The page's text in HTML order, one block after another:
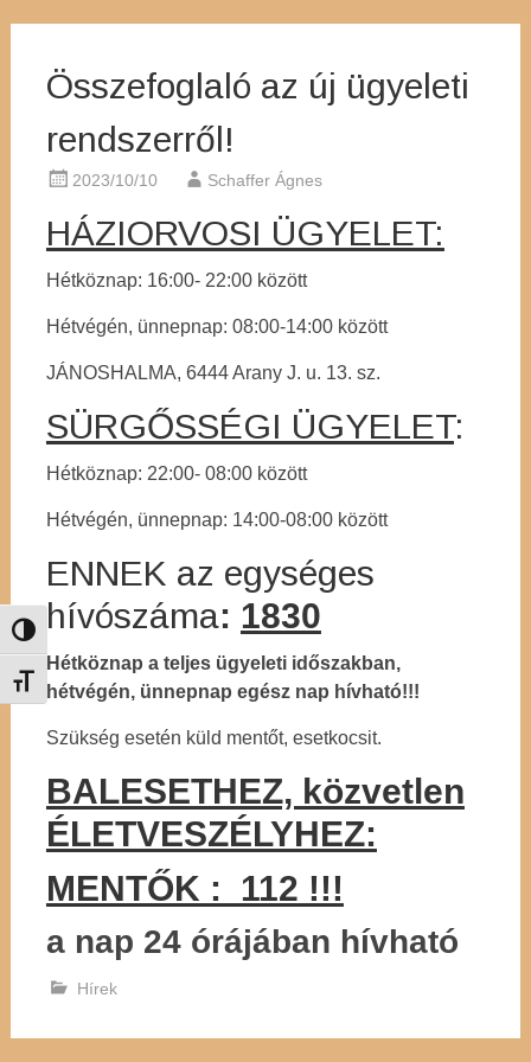
Nagy kontraszt váltása
Betűméret váltása
Összefoglaló az új ügyeleti
rendszerről!
2023/10/10 Schaffer Ágnes
HÁZIORVOSI ÜGYELET:
Hétköznap: 16:00- 22:00 között
Hétvégén, ünnepnap: 08:00-14:00 között
JÁNOSHALMA, 6444 Arany J. u. 13. sz.
SÜRGŐSSÉGI ÜGYELET:
Hétköznap: 22:00- 08:00 között
Hétvégén, ünnepnap: 14:00-08:00 között
ENNEK az egységes
hívószáma: 1830
Hétköznap a teljes ügyeleti időszakban,
hétvégén, ünnepnap egész nap hívható!!!
Szükség esetén küld mentőt, esetkocsit.
BALESETHEZ, közvetlen
ÉLETVESZÉLYHEZ:
MENTŐK : 112 !!!
a nap 24 órájában hívható
Hírek